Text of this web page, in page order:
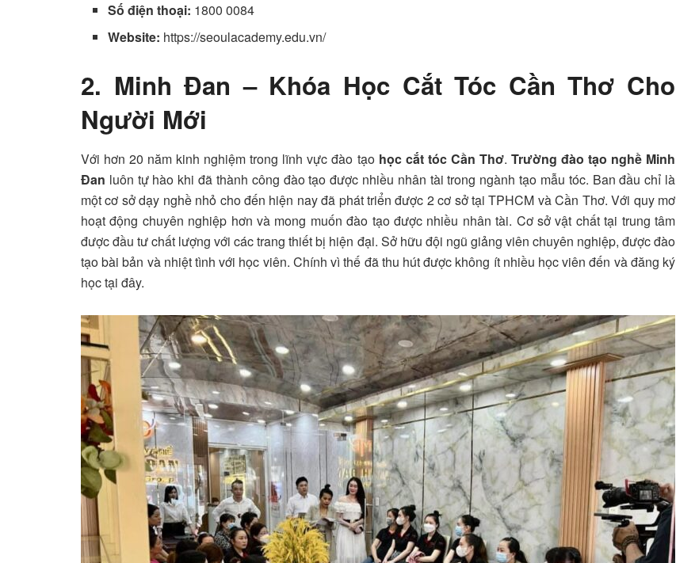
Số điện thoại: 1800 0084
Website: https://seoulacademy.edu.vn/
2. Minh Đan – Khóa Học Cắt Tóc Cần Thơ Cho
Người Mới
Với hơn 20 năm kinh nghiệm trong lĩnh vực đào tạo học cắt tóc Cần Thơ. Trường đào tạo nghề Minh
Đan luôn tự hào khi đã thành công đào tạo được nhiều nhân tài trong ngành tạo mẫu tóc. Ban đầu chỉ là
một cơ sở dạy nghề nhỏ cho đến hiện nay đã phát triển được 2 cơ sở tại TPHCM và Cần Thơ. Với quy mơ
hoạt động chuyên nghiệp hơn và mong muốn đào tạo được nhiều nhân tài. Cơ sở vật chất tại trung tâm
được đầu tư chất lượng với các trang thiết bị hiện đại. Sở hữu đội ngũ giảng viên chuyên nghiệp, được đào
tạo bài bản và nhiệt tình với học viên. Chính vì thế đã thu hút được không ít nhiều học viên đến và đăng ký
học tại đây.